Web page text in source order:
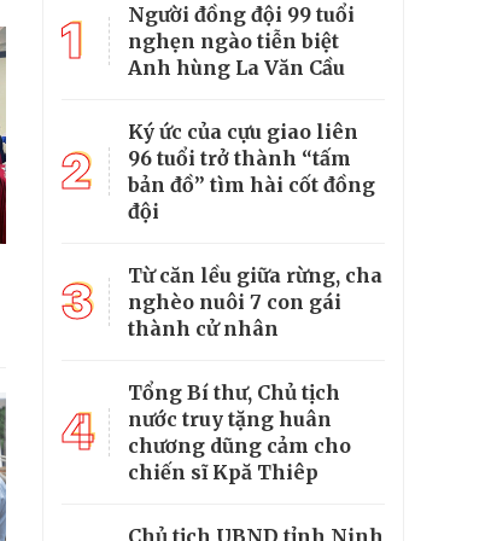
1
Người đồng đội 99 tuổi
nghẹn ngào tiễn biệt
Anh hùng La Văn Cầu
2
Ký ức của cựu giao liên
96 tuổi trở thành “tấm
bản đồ” tìm hài cốt đồng
đội
3
Từ căn lều giữa rừng, cha
nghèo nuôi 7 con gái
thành cử nhân
4
Tổng Bí thư, Chủ tịch
nước truy tặng huân
chương dũng cảm cho
chiến sĩ Kpă Thiêp